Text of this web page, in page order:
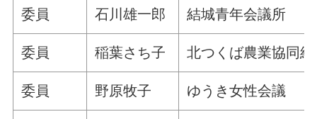
委員 石川雄一郎 結城青年会議所
委員 稲葉さち子 北つくば農業協同
委員 野原牧子 ゆうき女性会議